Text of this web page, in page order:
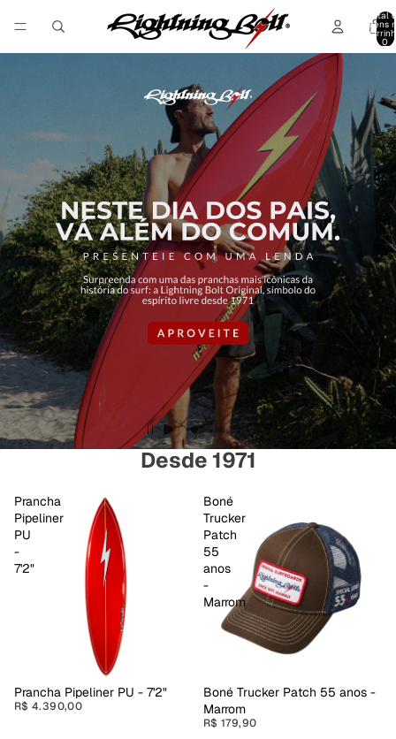
Total
itens
0
Desde 1971
Prancha
Pipeliner
PU
-
7'2"
Prancha Pipeliner PU - 7'2"
R$ 4.390,00
Boné
Trucker
Patch
55
anos
-
Marrom
Boné Trucker Patch 55 anos -
Marrom
R$ 179,90